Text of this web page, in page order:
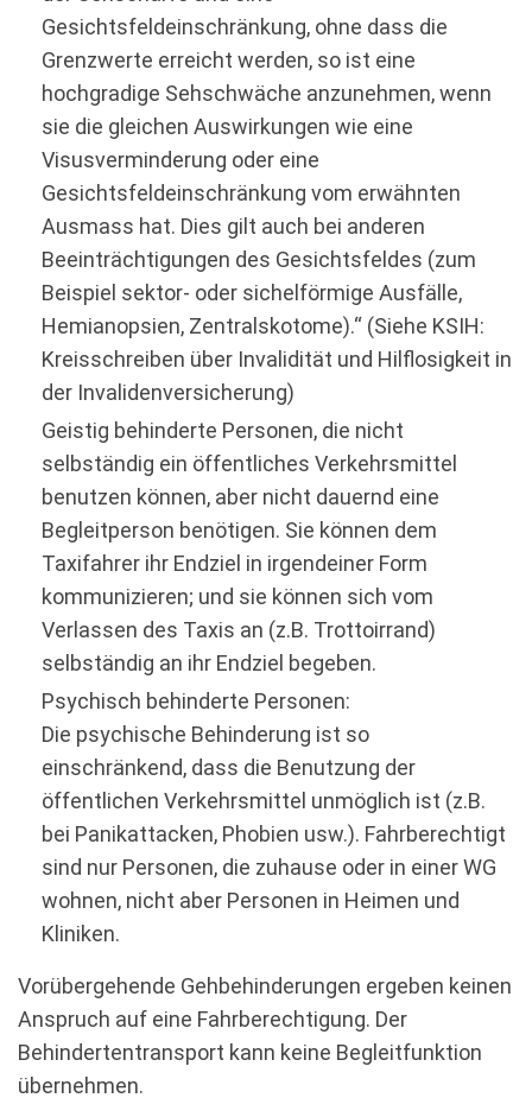
Gesichtsfeldeinschränkung, ohne dass die
Grenzwerte erreicht werden, so ist eine
hochgradige Sehschwäche anzunehmen, wenn
sie die gleichen Auswirkungen wie eine
Visusverminderung oder eine
Gesichtsfeldeinschränkung vom erwähnten
Ausmass hat. Dies gilt auch bei anderen
Beeinträchtigungen des Gesichtsfeldes (zum
Beispiel sektor- oder sichelförmige Ausfälle,
Hemianopsien, Zentralskotome).“ (Siehe KSIH:
Kreisschreiben über Invalidität und Hilflosigkeit in
der Invalidenversicherung)
Geistig behinderte Personen, die nicht
selbständig ein öffentliches Verkehrsmittel
benutzen können, aber nicht dauernd eine
Begleitperson benötigen. Sie können dem
Taxifahrer ihr Endziel in irgendeiner Form
kommunizieren; und sie können sich vom
Verlassen des Taxis an (z.B. Trottoirrand)
selbständig an ihr Endziel begeben.
Psychisch behinderte Personen:
Die psychische Behinderung ist so
einschränkend, dass die Benutzung der
öffentlichen Verkehrsmittel unmöglich ist (z.B.
bei Panikattacken, Phobien usw.). Fahrberechtigt
sind nur Personen, die zuhause oder in einer WG
wohnen, nicht aber Personen in Heimen und
Kliniken.
Vorübergehende Gehbehinderungen ergeben keinen
Anspruch auf eine Fahrberechtigung. Der
Behindertentransport kann keine Begleitfunktion
übernehmen.